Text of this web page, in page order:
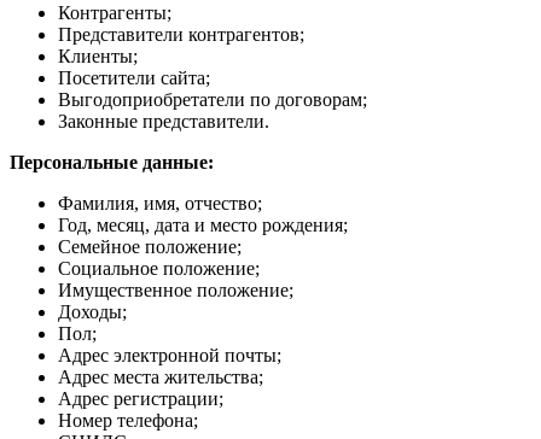
Контрагенты;
Представители контрагентов;
Клиенты;
Посетители сайта;
Выгодоприобретатели по договорам;
Законные представители.
Персональные данные:
Фамилия, имя, отчество;
Год, месяц, дата и место рождения;
Семейное положение;
Социальное положение;
Имущественное положение;
Доходы;
Пол;
Адрес электронной почты;
Адрес места жительства;
Адрес регистрации;
Номер телефона;